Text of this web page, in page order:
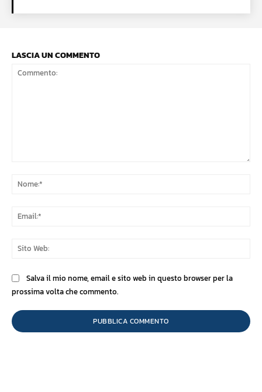
LASCIA UN COMMENTO
Salva il mio nome, email e sito web in questo browser per la
prossima volta che commento.